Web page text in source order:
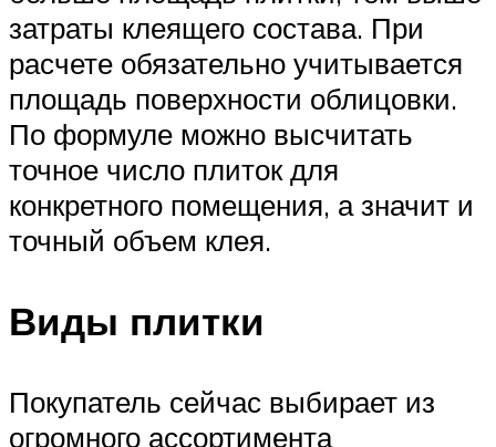
затраты клеящего состава. При
расчете обязательно учитывается
площадь поверхности облицовки.
По формуле можно высчитать
точное число плиток для
конкретного помещения, а значит и
точный объем клея.
Виды плитки
Покупатель сейчас выбирает из
огромного ассортимента